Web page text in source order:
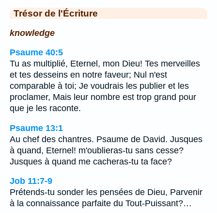
Trésor de l'Écriture
knowledge
Psaume 40:5
Tu as multiplié, Eternel, mon Dieu! Tes merveilles
et tes desseins en notre faveur; Nul n'est
comparable à toi; Je voudrais les publier et les
proclamer, Mais leur nombre est trop grand pour
que je les raconte.
Psaume 13:1
Au chef des chantres. Psaume de David. Jusques
à quand, Eternel! m'oublieras-tu sans cesse?
Jusques à quand me cacheras-tu ta face?
Job 11:7-9
Prétends-tu sonder les pensées de Dieu, Parvenir
à la connaissance parfaite du Tout-Puissant?…